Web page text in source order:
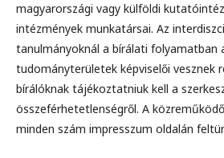
magyarországi vagy külföldi
intézmények munkatársai. Az
tanulmányoknál a bírálati folyamatban
tudományterületek képviselői vesznek
bírálóknak tájékoztatniuk kell a
összeférhetetlenségről. A
minden szám impresszum oldalán